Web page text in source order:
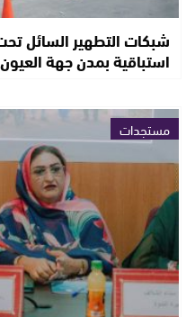
شبكات التطهير السائل
استباقية بمدن جهة العيون
مستجدات